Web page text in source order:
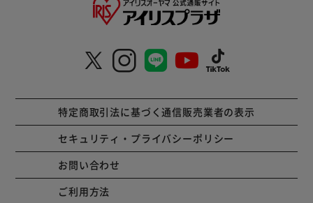
特定商取引法に基づく通信販売業者の表示
セキュリティ・プライバシーポリシー
お問い合わせ
ご利用方法